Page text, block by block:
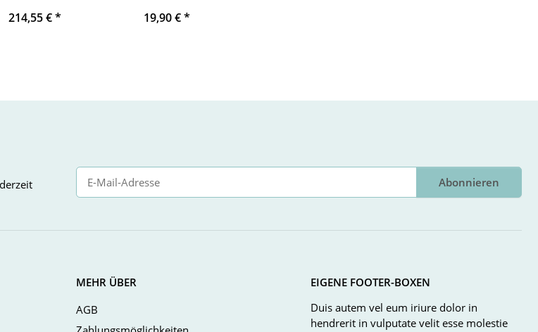
214,55 €* 19,90 €*
Abonnieren
MEHR ÜBER
AGB
EIGENE FOOTER-BOXEN
Duis autem vel eum iriure dolor in
hendrerit in vulputate velit esse molestie